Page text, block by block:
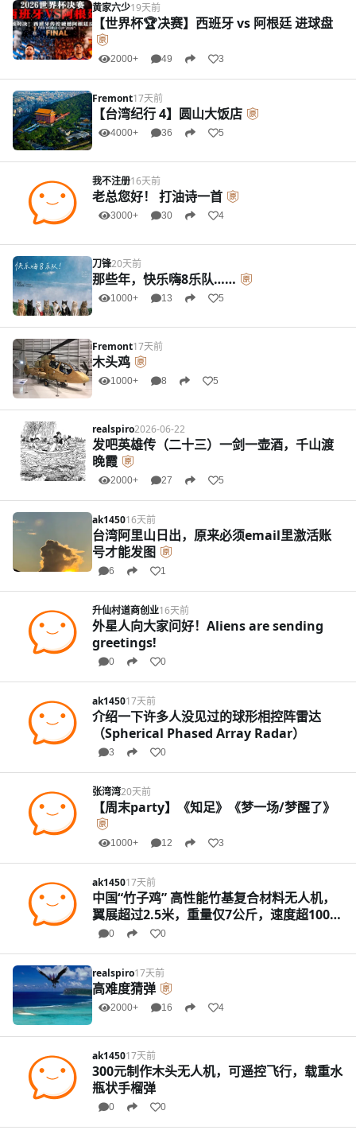
黄家六少19天前
【世界杯🏆决赛】西班牙 vs 阿根廷 进球盘
2000+ 49 3
Fremont17天前
【台湾纪行 4】圆山大饭店
4000+ 36 5
我不注册16天前
老总您好！ 打油诗一首
3000+ 30 4
刀锋20天前
那些年，快乐嗨8乐队……
1000+ 13 5
Fremont17天前
木头鸡
1000+ 8 5
realspiro2026-06-22
发吧英雄传（二十三）一剑一壶酒，千山渡
晚霞
2000+ 27 5
ak145016天前
台湾阿里山日出，原来必须email里激活账
号才能发图
6 1
升仙村道商创业16天前
外星人向大家问好！Aliens are sending
greetings!
0 0
ak145017天前
介绍一下许多人没见过的球形相控阵雷达
（Spherical Phased Array Radar）
3 0
张湾湾20天前
【周末party】《知足》《梦一场/梦醒了》
1000+ 12 3
ak145017天前
中国“竹子鸡” 高性能竹基复合材料无人机，
翼展超过2.5米，重量仅7公斤，速度超100公
里/小时
0 0
realspiro17天前
高难度猜弹
2000+ 16 4
ak145017天前
300元制作木头无人机，可遥控飞行，载重水
瓶状手榴弹
0 0